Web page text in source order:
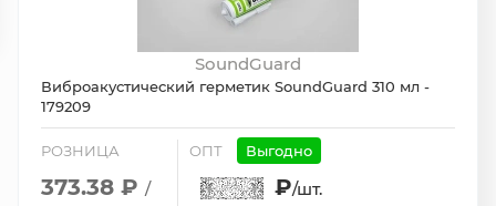
SoundGuard
Виброакустический герметик SoundGuard 310 мл -
179209
РОЗНИЦА
373.38 ₽ /
ОПТ Выгодно
₽/шт.